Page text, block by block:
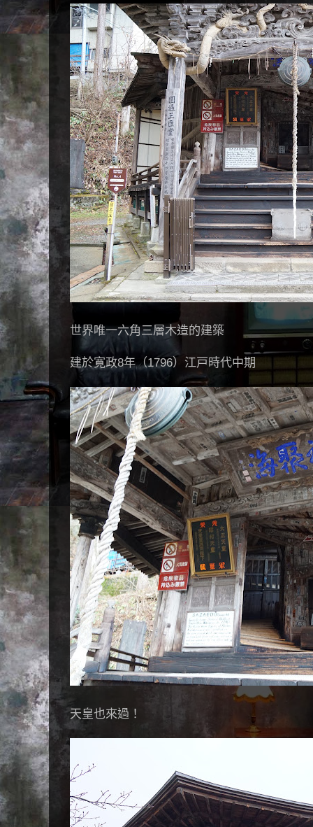
世界唯一六角三層木造的建築
建於寛政8年（1796）江戸時代中期
天皇也來過！